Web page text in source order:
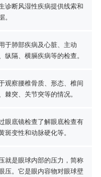
诊断风湿性疾病提供线索和
。
于肺部疾病及心脏、主动
纵隔、横膈疾病等的检查。
观察腰椎骨质、形态、椎间
棘突、关节突等的情况。
眼底镜检查了解眼底检查有
斑变性和动脉硬化等。
就是眼球内部的压力，简称
压。它是眼内容物对眼球壁